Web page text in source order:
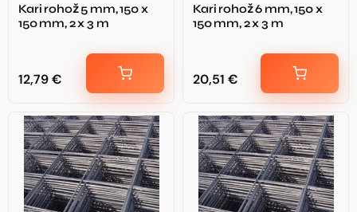
Kari rohož 5 mm, 150 x
150 mm, 2 x 3 m
12,79€
Kari rohož 6 mm, 150 x
150 mm, 2 x 3 m
20,51 €